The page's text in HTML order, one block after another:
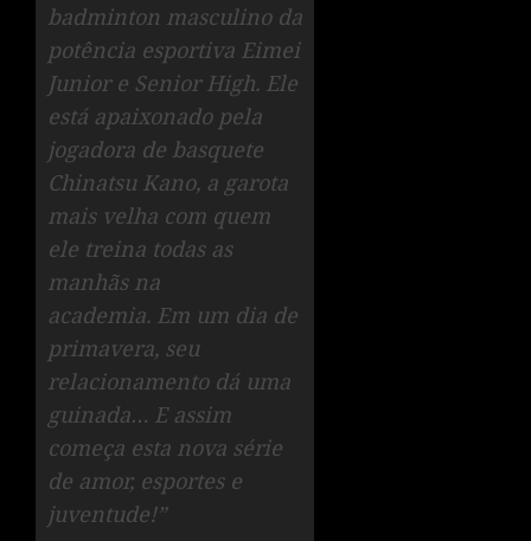
badminton masculino da
potência esportiva Eimei
Junior e Senior High. Ele
está apaixonado pela
jogadora de basquete
Chinatsu Kano, a garota
mais velha com quem
ele treina todas as
manhãs na
academia. Em um dia de
primavera, seu
relacionamento dá uma
guinada… E assim
começa esta nova série
de amor, esportes e
juventude!”